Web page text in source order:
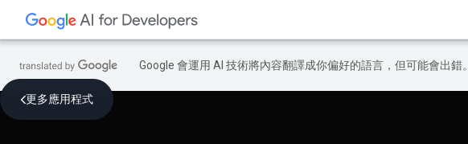
Google 會運用 AI 技術將內容翻譯成你偏好的語言，但可能會出錯。
更多應用程式